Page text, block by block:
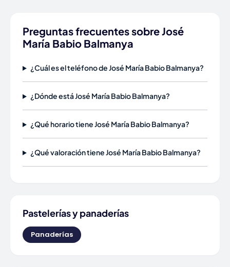
Preguntas frecuentes sobre José
María Babio Balmanya
¿Cuál es el teléfono de José María Babio Balmanya?
¿Dónde está José María Babio Balmanya?
¿Qué horario tiene José María Babio Balmanya?
¿Qué valoración tiene José María Babio Balmanya?
Pastelerías y panaderías
Panaderías